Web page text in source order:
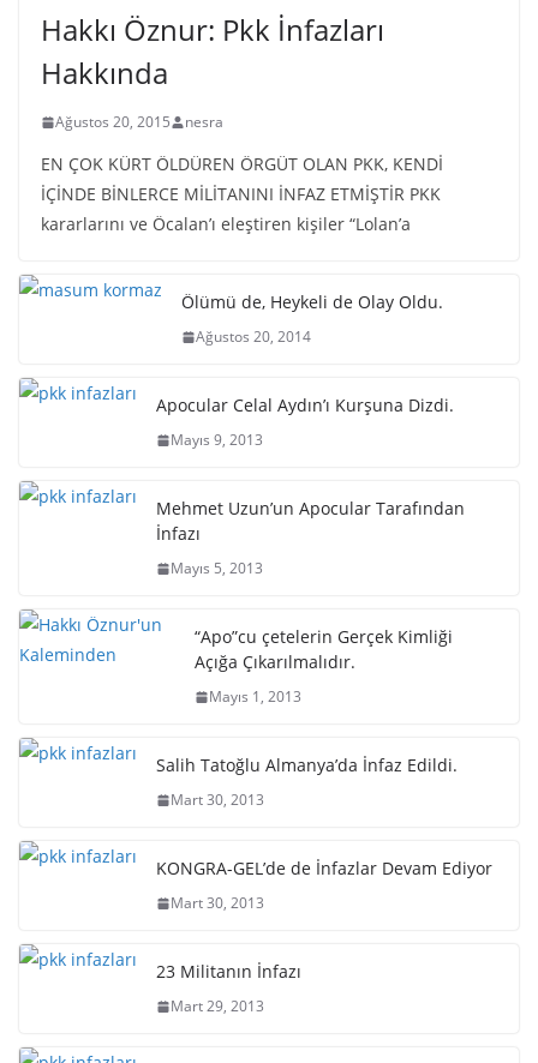
Hakkı Öznur: Pkk İnfazları
Hakkında
Ağustos 20, 2015 nesra
EN ÇOK KÜRT ÖLDÜREN ÖRGÜT OLAN PKK, KENDİ
İÇİNDE BİNLERCE MİLİTANINI İNFAZ ETMİŞTİR PKK
kararlarını ve Öcalan’ı eleştiren kişiler “Lolan’a
Ölümü de, Heykeli de Olay Oldu.
Ağustos 20, 2014
Apocular Celal Aydın’ı Kurşuna Dizdi.
Mayıs 9, 2013
Mehmet Uzun’un Apocular Tarafından
İnfazı
Mayıs 5, 2013
“Apo”cu çetelerin Gerçek Kimliği
Açığa Çıkarılmalıdır.
Mayıs 1, 2013
Salih Tatoğlu Almanya’da İnfaz Edildi.
Mart 30, 2013
KONGRA-GEL’de de İnfazlar Devam Ediyor
Mart 30, 2013
23 Militanın İnfazı
Mart 29, 2013